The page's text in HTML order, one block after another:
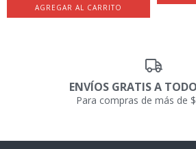
ENVÍOS GRATIS A
Para compras de más de